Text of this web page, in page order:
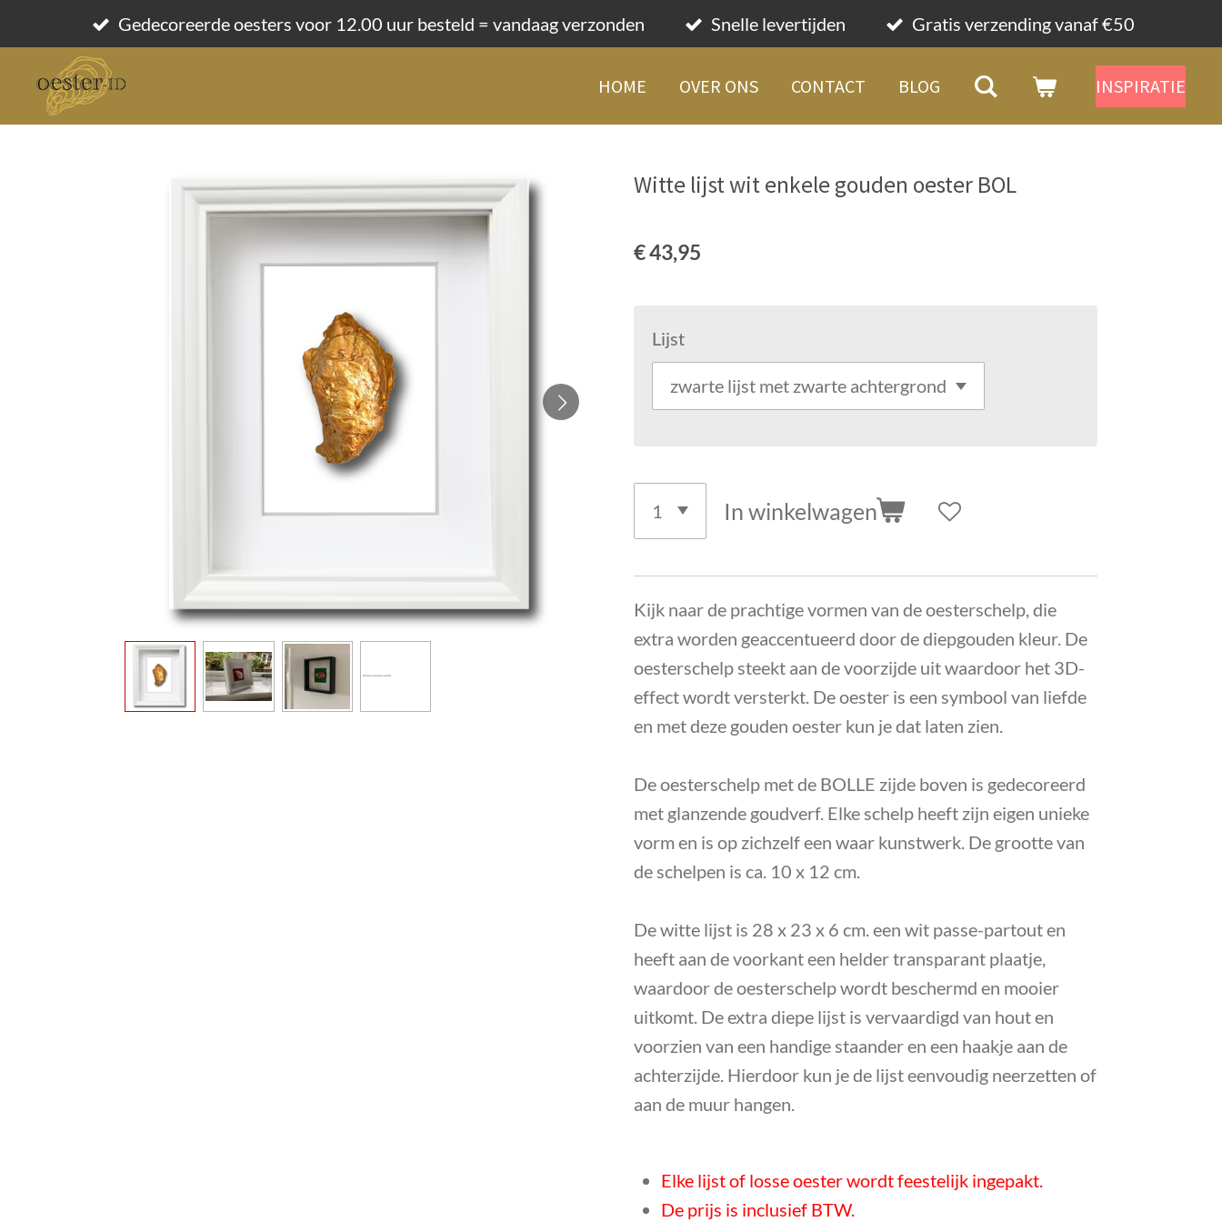
direct
naar
Gedecoreerde oesters voor 12.00 uur besteld = vandaag verzonden Snelle levertijden Gratis verzending vanaf €50
HOME OVER ONS CONTACT BLOG INSPIRATIE
Witte lijst wit enkele gouden oester BOL
€ 43,95
Lijst
In winkelwagen
Kijk naar de prachtige vormen van de oesterschelp, die
extra worden geaccentueerd door de diepgouden kleur. De
oesterschelp steekt aan de voorzijde uit waardoor het 3D-
effect wordt versterkt. De oester is een symbool van liefde
en met deze gouden oester kun je dat laten zien.
De oesterschelp met de BOLLE zijde boven is gedecoreerd
met glanzende goudverf. Elke schelp heeft zijn eigen unieke
vorm en is op zichzelf een waar kunstwerk. De grootte van
de schelpen is ca. 10 x 12 cm.
Dewitte lijst is 28 x 23 x 6 cm. een wit passe-partout en
heeft aan de voorkant een helder transparant plaatje,
waardoor de oesterschelp wordt beschermd en mooier
uitkomt. De extra diepe lijst is vervaardigd van hout en
voorzien van een handige staander en een haakje aan de
achterzijde. Hierdoor kun je de lijst eenvoudig neerzetten of
aan de muur hangen.
Elke lijst of losse oester wordt feestelijk ingepakt.
De prijs is inclusief BTW.